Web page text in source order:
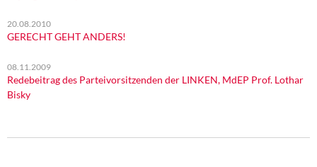
20.08.2010
GERECHT GEHT ANDERS!
08.11.2009
Redebeitrag des Parteivorsitzenden der LINKEN, MdEP Prof. Lothar
Bisky